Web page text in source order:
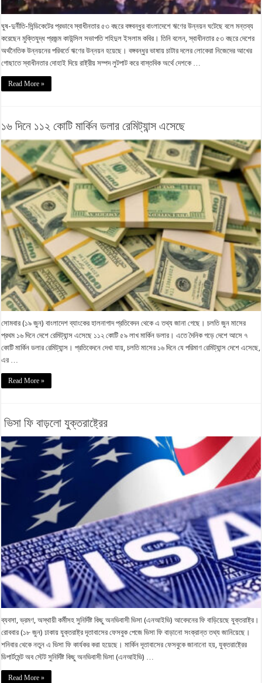
ঘুষ-দুর্নীতি-সিন্ডিকেটের প্রভাবে স্বাধীনতার ৫৩ বছরে বঙ্গবন্ধুর বাংলাদেশে ঋণের উন্নয়ন ঘটেছে বলে মন্তব্য
করেছেন মুক্তিযুদ্ধ প্রজন্ম কাউন্সিল সভাপতি শহিদুল ইসলাম কবির। তিনি বলেন, স্বাধীনতার ৫৩ বছরে দেশের
অর্থনৈতিক উন্নয়নের পরিবর্তে ঋণের উন্নয়ন হয়েছে। বঙ্গবন্ধুর ভাষায় চাটার দলের লোকেরা নিজেদের আখের
গোছাতে স্বাধীনতার দোহাই দিয়ে রাষ্ট্রীয় সম্পদ লুটপাট করে বাস্তবিক অর্থে দেশকে …
Read More »
১৬ দিনে ১১২ কোটি মার্কিন ডলার রেমিট্যান্স এসেছে
সোমবার (১৯ জুন) বাংলাদেশ ব্যাংকের হালনাগাদ প্রতিবেদন থেকে এ তথ্য জানা গেছে। চলতি জুন মাসের
প্রথম ১৬ দিনে দেশে রেমিট্যান্স এসেছে ১১২ কোটি ৫৯ লাখ মার্কিন ডলার। এতে দৈনিক গড়ে দেশে আসে ৭
কোটি মার্কিন ডলার রেমিট্যান্স। প্রতিবেদনে দেখা যায়, চলতি মাসের ১৬ দিনে যে পরিমাণ রেমিট্যান্স দেশে এসেছে,
এর …
Read More »
ভিসা ফি বাড়লো যুক্তরাষ্ট্রের
ব্যবসা, ভ্রমণ, অস্থায়ী কর্মীসহ সুনির্দিষ্ট কিছু অনভিবাসী ভিসা (এনআইভি) আবেদনের ফি বাড়িয়েছে যুক্তরাষ্ট্র।
রোববার (১৮ জুন) ঢাকায় যুক্তরাষ্ট্র দূতাবাসের ফেসবুক পেজে ভিসা ফি বাড়ানো সংক্রান্ত তথ্য জানিয়েছে।
শনিবার থেকে নতুন এ ভিসা ফি কার্যকর করা হয়েছে। মার্কিন দূতাবাসের ফেসবুকে জানানো হয়, যুক্তরাষ্ট্রের
ডিপার্টমেন্ট অব স্টেট সুনির্দিষ্ট কিছু অনভিবাসী ভিসা (এনআইভি) …
Read More »